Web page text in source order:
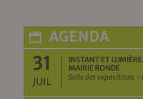
AGENDA
31
JUIL
INSTANT ET
MAIRIE RONDE
Salle des expositions -